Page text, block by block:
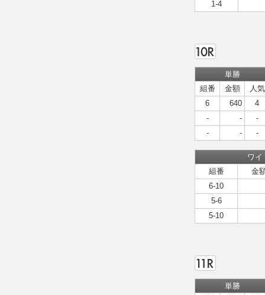
1-4
単勝
組番
金額
人気
6
640
4
-
-
-
-
- -
ワイ
組番
金
6-10
5-6
5-10
単勝